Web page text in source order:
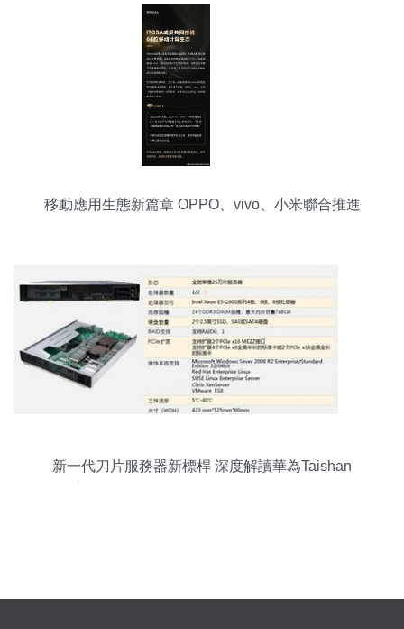
移動應用生態新篇章 OPPO、vivo、小米聯合推進
新一代刀片服務器新標桿 深度解讀華為Taishan